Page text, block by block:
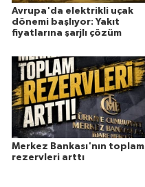
Avrupa'da elektrikli uçak
dönemi başlıyor: Yakıt
fiyatlarına şarjlı çözüm
Merkez Bankası'nın toplam
rezervleri arttı